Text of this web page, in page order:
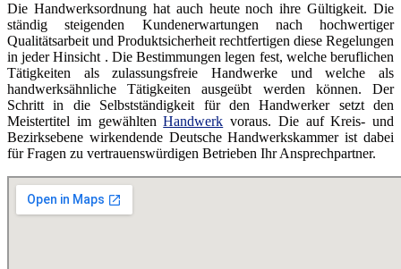
Die Handwerksordnung hat auch heute noch ihre Gültigkeit. Die
ständig steigenden Kundenerwartungen nach hochwertiger
Qualitätsarbeit und Produktsicherheit rechtfertigen diese Regelungen
in jeder Hinsicht . Die Bestimmungen legen fest, welche beruflichen
Tätigkeiten als zulassungsfreie Handwerke und welche als
handwerksähnliche Tätigkeiten ausgeübt werden können. Der
Schritt in die Selbstständigkeit für den Handwerker setzt den
Meistertitel im gewähltenHandwerk voraus. Die auf Kreis- und
Bezirksebene wirkendende Deutsche Handwerkskammer ist dabei
für Fragen zu vertrauenswürdigen Betrieben Ihr Ansprechpartner.